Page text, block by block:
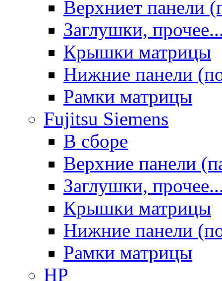
Верхниет панели
Заглушки,
Крышки матрицы
Нижние панели
Рамки матрицы
Fujitsu Siemens
В сборе
Верхние панели
Заглушки,
Крышки матрицы
Нижние панели
Рамки матрицы
HP